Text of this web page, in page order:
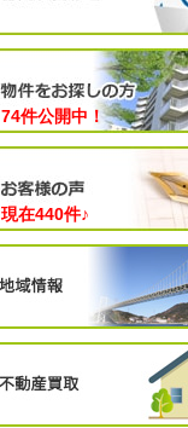
74件公開中！
現在440件♪